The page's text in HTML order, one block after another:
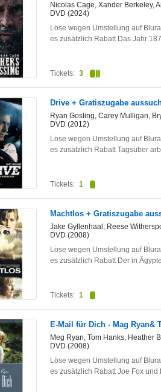
Nicolas Cage, Xander Berkeley,
DVD (2024)
Löse wegen Umstellung auf
es zusätzlich Rabatt Das Jahr
Tickets: 3
Drive + Gratiszugabe
Ryan Gosling, Carey Mulligan,
DVD (2012)
Löse wegen Umstellung auf
es zusätzlich Rabatt Tagsüber
Tickets: 1
Machtlos + Gratiszugabe
Jake Gyllenhaal, Reese
DVD (2008)
Löse wegen Umstellung auf
es zusätzlich Rabatt Der in
Tickets: 1
E-Mail für Dich - Mag Ryan&
Meg Ryan, Tom Hanks, Heather
DVD (2008)
Löse wegen Umstellung auf
es zusätzlich Rabatt Joe Fox und